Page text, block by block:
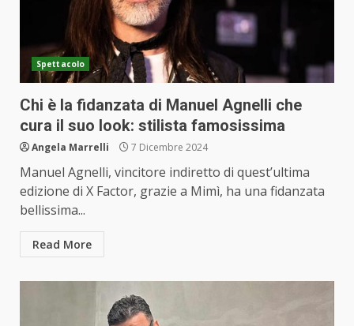
Spettacolo
Chi è la fidanzata di Manuel Agnelli che
cura il suo look: stilista famosissima
Angela Marrelli 7 Dicembre 2024
Manuel Agnelli, vincitore indiretto di quest’ultima
edizione di X Factor, grazie a Mimì, ha una fidanzata
bellissima...
Read More